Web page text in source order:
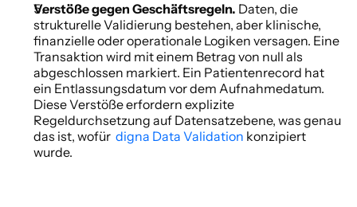
Verstöße gegen Geschäftsregeln. Daten, die
strukturelle Validierung bestehen, aber klinische,
finanzielle oder operationale Logiken versagen. Eine
Transaktion wird mit einem Betrag von null als
abgeschlossen markiert. Ein Patientenrecord hat
ein Entlassungsdatum vor dem Aufnahmedatum.
Diese Verstöße erfordern explizite
Regeldurchsetzung auf Datensatzebene, was genau
das ist, wofür digna Data Validation konzipiert
wurde.